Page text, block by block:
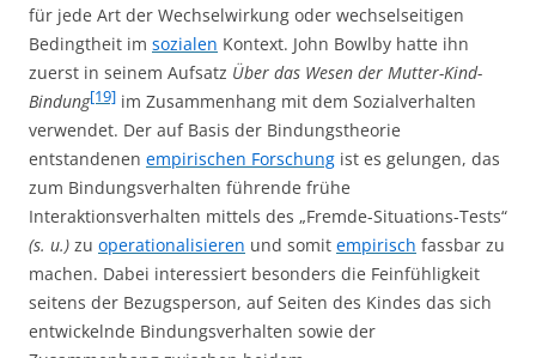
für jede Art der Wechselwirkung oder wechselseitigen
Bedingtheit im sozialen Kontext. John Bowlby hatte ihn
zuerst in seinem Aufsatz Über das Wesen der Mutter-Kind-
Bindung[19] im Zusammenhang mit dem Sozialverhalten
verwendet. Der auf Basis der Bindungstheorie
entstandenen empirischen Forschung ist es gelungen, das
zum Bindungsverhalten führende frühe
Interaktionsverhalten mittels des „Fremde-Situations-Tests“
(s. u.) zu operationalisieren und somit empirisch fassbar zu
machen. Dabei interessiert besonders die Feinfühligkeit
seitens der Bezugsperson, auf Seiten des Kindes das sich
entwickelnde Bindungsverhalten sowie der